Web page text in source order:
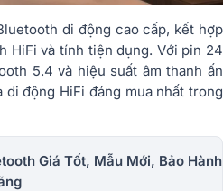
di động cao cấp, kết hợp
HiFi và tính tiện dụng. Với pin 24
5.4 và hiệu suất âm thanh ấn
động HiFi đáng mua nhất trong
Giá Tốt, Mẫu Mới, Bảo Hành